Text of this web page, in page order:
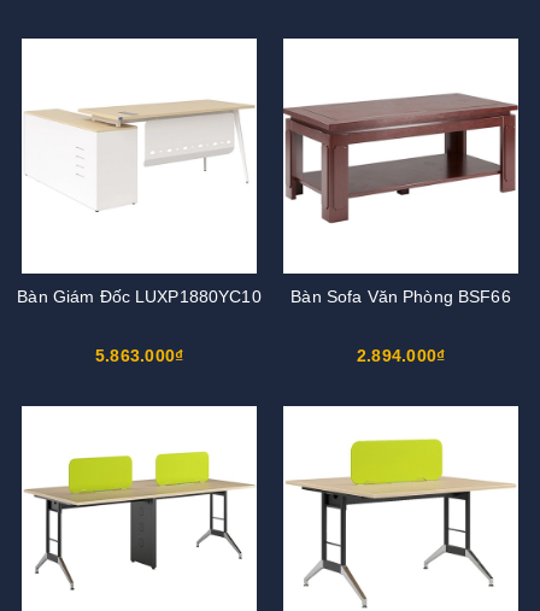
Bàn Giám Đốc LUXP1880YC10
5.863.000₫
Bàn Sofa Văn Phòng BSF66
2.894.000₫